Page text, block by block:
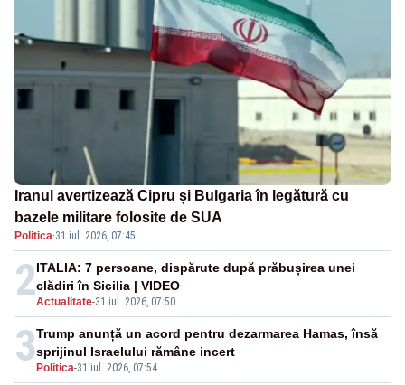
Iranul avertizează Cipru și Bulgaria în legătură cu
bazele militare folosite de SUA
Politica·31 iul. 2026, 07:45
2Actualitate-31 iul. 2026, 07:50
ITALIA: 7 persoane, dispărute după prăbușirea unei
clădiri în Sicilia | VIDEO
3 Politica-31 iul. 2026, 07:54
Trump anunță un acord pentru dezarmarea Hamas, însă
sprijinul Israelului rămâne incert